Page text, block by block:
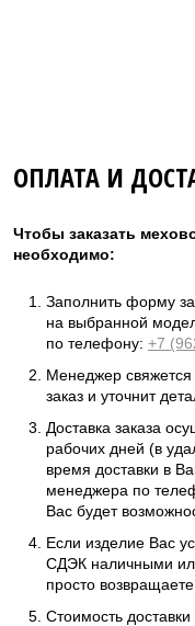
ОПЛАТА И
Чтобы заказать
необходимо:
Заполнить форму
на выбранной
по телефону: +7
Менеджер
заказ и уточнит
Доставка заказа
рабочих дней (в
время доставки в
менеджера по
Вас будет
Если изделие Вас
СДЭК наличными
просто возвращаете
Стоимость